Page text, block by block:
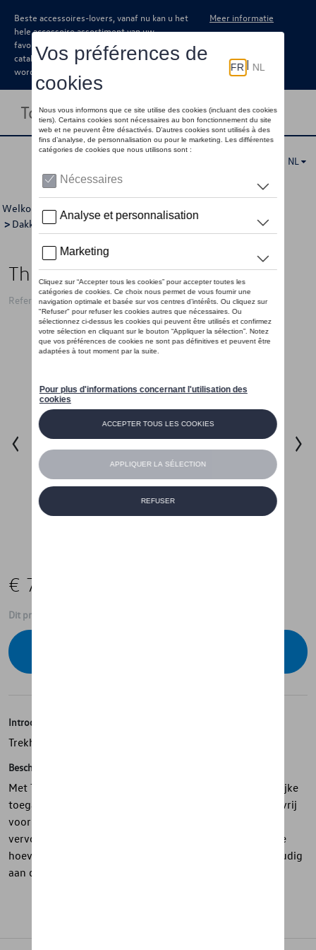
Beste accessoires-lovers, vanaf nu kan u het
hele accessoire assortiment van uw
favoriete merk terugvinden in de online
catalogus. Deze kunnen steeds besteld
worden via uw dealer.
Meer informatie
Toggle navigation
NL
Welkom >Catalogus Volkswagen > Transport
> Dakkoffers en bagagerekken >Thule > Detail
Thule Onto 2 voor EasyFold 3
Referentie: THU909200
€ 759,95
Dit product is momenteel niet op stock
Introductie
Trekhaakkoffer voor Thule EasyFold 3
Beschrijving
Met Thule Onto 2 krijg je veel laadruimte met gemakkelijke
toegang – aan de achterkant van je auto! Houd het dak vrij
voor maximale actieradius of om andere ladingen te
vervoeren. Of bespaar je rug door niet op het autodak te
hoeven tillen. Deze functionele 300L dakkoffer is eenvoudig
aan de trekhaak te bevestigen.